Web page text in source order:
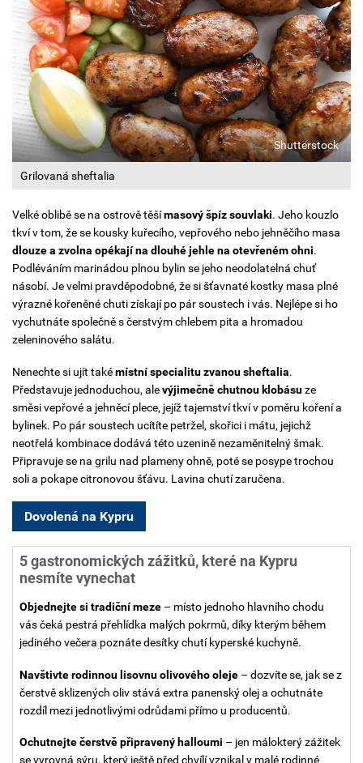
Grilovaná sheftalia
Shutterstock
Velké oblibě se na ostrově těšímasový špízsouvlaki. Jeho kouzlo
tkví v tom, že se kousky kuřecího, vepřového nebo jehněčího masa
dlouze a zvolna opékají na dlouhé jehle na otevřeném ohni.
Podléváním marinádou plnou bylin se jeho neodolatelná chuť
násobí. Je velmi pravděpodobné, že si šťavnaté kostky masa plné
výrazné kořeněné chuti získají po pár soustech i vás. Nejlépe si ho
vychutnáte společně s čerstvým chlebem pita a hromadou
zeleninového salátu.
Nenechte si ujít takémístní specialitu zvanou sheftalia.
Představuje jednoduchou, alevýjimečně chutnou klobásuze
směsi vepřové a jehněcí plece, jejíž tajemství tkví v poměru koření a
bylinek. Po pár soustech ucítíte petržel, skořici i mátu, jejichž
neotřelá kombinace dodává této uzenině nezaměnitelný šmak.
Připravuje se na grilu nad plameny ohně, poté se posype trochou
soli a pokape citronovou šťávu. Lavina chutí zaručena.
Dovolená na Kypru
5 gastronomických zážitků, které na Kypru
nesmíte vynechat
Objednejte si tradiční meze – místo jednoho hlavního chodu
vás čeká pestrá přehlídka malých pokrmů, díky kterým během
jediného večera poznáte desítky chutí kyperské kuchyně.
Navštivte rodinnou lisovnu olivového oleje – dozvíte se, jak se z
čerstvě sklizených oliv stává extra panenský olej a ochutnáte
rozdíl mezi jednotlivými odrůdami přímo u producentů.
Ochutnejte čerstvě připravený halloumi – jen málokterý zážitek
se vyrovná sýru, který ještě před chvílí vznikal v malé rodinné